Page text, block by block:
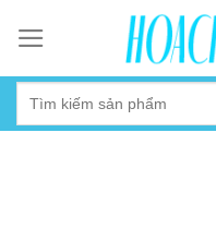
content